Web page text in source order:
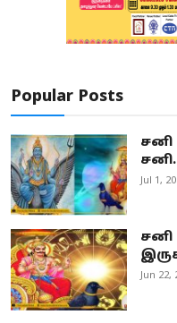
Popular Posts
சனி
Jul 1,
சனி
Jun 22,